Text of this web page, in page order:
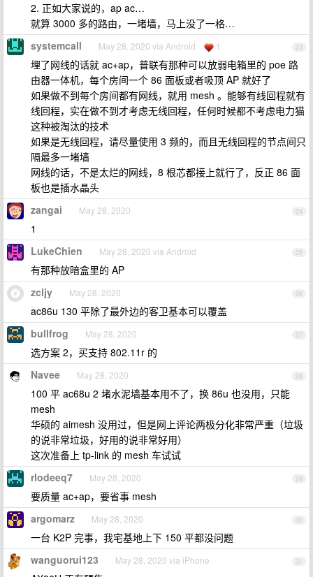
2. 正如大家说的，ap ac…
就算 3000 多的路由，一堵墙，马上没了一格…
23
systemcall May 28, 2020 via Android 1
埋了网线的话就 ac+ap，普联有那种可以放弱电箱里的 poe 路
由器一体机，每个房间一个 86 面板或者吸顶 AP 就好了
如果做不到每个房间都有网线，就用 mesh 。能够有线回程就有
线回程，实在做不到才考虑无线回程，任何时候都不考虑电力猫
这种被淘汰的技术
如果是无线回程，请尽量使用 3 频的，而且无线回程的节点间只
隔最多一堵墙
网线的话，不是太烂的网线，8 根芯都接上就行了，反正 86 面
板也是插水晶头
24
zangai May 28, 2020
1
25
LukeChien May 28, 2020 via Android
有那种放暗盒里的 AP
26
zcljy May 28, 2020
ac86u 130 平除了最外边的客卫基本可以覆盖
27
bullfrog May 28, 2020
选方案 2，买支持 802.11r 的
28
Navee May 28, 2020
100 平 ac68u 2 堵水泥墙基本用不了，换 86u 也没用，只能
mesh
华硕的 aimesh 没用过，但是网上评论两极分化非常严重（垃圾
的说非常垃圾，好用的说非常好用）
这次准备上 tp-link 的 mesh 车试试
29
rlodeeq7 May 28, 2020
要质量 ac+ap，要省事 mesh
30
argomarz May 28, 2020
一台 K2P 完事，我宅基地上下 150 平都没问题
31
wanguorui123 May 28, 2020 via iPhone